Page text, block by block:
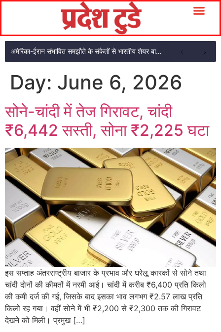
अमेरिका-ईरान संभावित समझौते के संकेतों से भारतीय शेयर बाजार में शुरुआती तेजी
Day: June 6, 2026
सोने-चांदी में तेज गिरावट, चांदी
₹6,442 सस्ती, सोना ₹2,225 घटा
इस सप्ताह अंतरराष्ट्रीय बाजार के प्रभाव और घरेलू कारकों से सोने तथा
चांदी दोनों की कीमतों में नरमी आई। चांदी में करीब ₹6,400 प्रति किलो
की कमी दर्ज की गई, जिसके बाद इसका भाव लगभग ₹2.57 लाख प्रति
किलो रह गया। वहीं सोने में भी ₹2,200 से ₹2,300 तक की गिरावट
देखने को मिली। प्रमुख […]